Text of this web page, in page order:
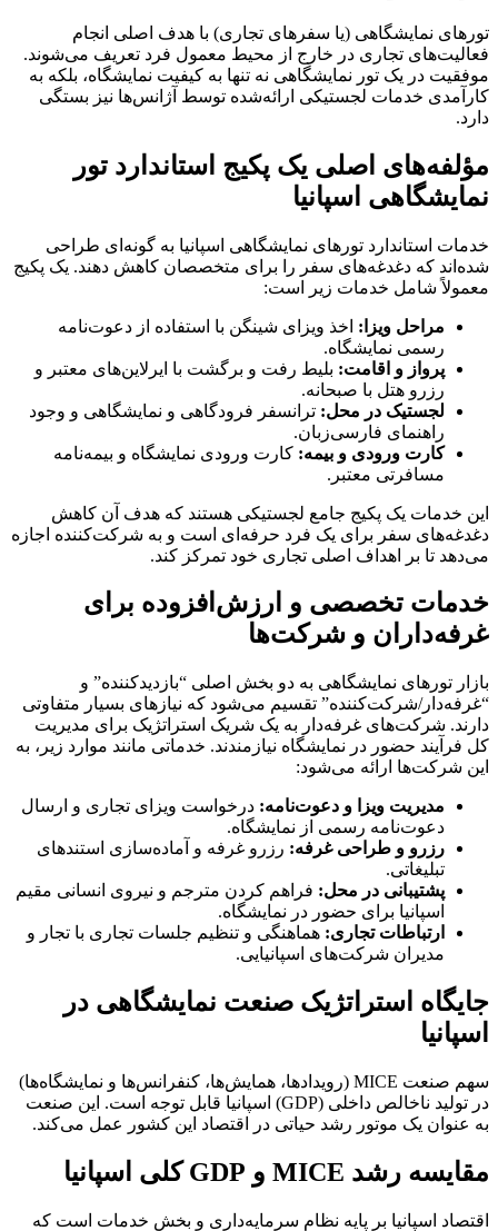
تورهای نمایشگاهی (یا سفرهای تجاری) با هدف اصلی انجام
فعالیت‌های تجاری در خارج از محیط معمول فرد تعریف می‌شوند.
موفقیت در یک تور نمایشگاهی نه تنها به کیفیت نمایشگاه، بلکه به
کارآمدی خدمات لجستیکی ارائه‌شده توسط آژانس‌ها نیز بستگی
دارد.
مؤلفه‌های اصلی یک پکیج استاندارد تور
نمایشگاهی اسپانیا
خدمات استاندارد تورهای نمایشگاهی اسپانیا به گونه‌ای طراحی
شده‌اند که دغدغه‌های سفر را برای متخصصان کاهش دهند. یک پکیج
معمولاً شامل خدمات زیر است:
مراحل ویزا: اخذ ویزای شینگن با استفاده از دعوت‌نامه
رسمی نمایشگاه.
پرواز و اقامت: بلیط رفت و برگشت با ایرلاین‌های معتبر و
رزرو هتل با صبحانه.
لجستیک در محل: ترانسفر فرودگاهی و نمایشگاهی و وجود
راهنمای فارسی‌زبان.
کارت ورودی و بیمه: کارت ورودی نمایشگاه و بیمه‌نامه
مسافرتی معتبر.
این خدمات یک پکیج جامع لجستیکی هستند که هدف آن کاهش
دغدغه‌های سفر برای یک فرد حرفه‌ای است و به شرکت‌کننده اجازه
می‌دهد تا بر اهداف اصلی تجاری خود تمرکز کند.
خدمات تخصصی و ارزش‌افزوده برای
غرفه‌داران و شرکت‌ها
بازار تورهای نمایشگاهی به دو بخش اصلی “بازدیدکننده” و
“غرفه‌دار/شرکت‌کننده” تقسیم می‌شود که نیازهای بسیار متفاوتی
دارند. شرکت‌های غرفه‌دار به یک شریک استراتژیک برای مدیریت
کل فرآیند حضور در نمایشگاه نیازمندند. خدماتی مانند موارد زیر، به
این شرکت‌ها ارائه می‌شود:
مدیریت ویزا و دعوت‌نامه: درخواست ویزای تجاری و ارسال
دعوت‌نامه رسمی از نمایشگاه.
رزرو و طراحی غرفه: رزرو غرفه و آماده‌سازی استندهای
تبلیغاتی.
پشتیبانی در محل: فراهم کردن مترجم و نیروی انسانی مقیم
اسپانیا برای حضور در نمایشگاه.
ارتباطات تجاری: هماهنگی و تنظیم جلسات تجاری با تجار و
مدیران شرکت‌های اسپانیایی.
جایگاه استراتژیک صنعت نمایشگاهی در
اسپانیا
سهم صنعت MICE (رویدادها، همایش‌ها، کنفرانس‌ها و نمایشگاه‌ها)
در تولید ناخالص داخلی (GDP) اسپانیا قابل توجه است. این صنعت
به عنوان یک موتور رشد حیاتی در اقتصاد این کشور عمل می‌کند.
مقایسه رشد MICE و GDP کلی اسپانیا
اقتصاد اسپانیا بر پایه نظام سرمایه‌داری و بخش خدمات است که